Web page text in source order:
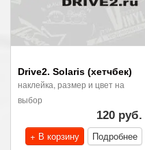
Drive2. Solaris (хетчбек)
наклейка, размер и цвет на
выбор
120 руб.
+ В корзину
Подробнее